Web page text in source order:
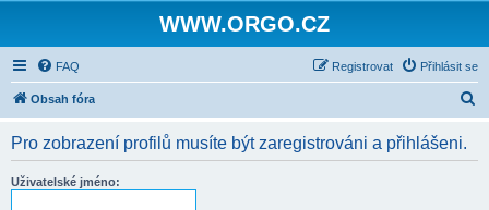
WWW.ORGO.CZ
FAQ Přihlásit se
Registrovat
Obsah fóra
Pro zobrazení profilů musíte být zaregistrováni a přihlášeni.
Uživatelské jméno: